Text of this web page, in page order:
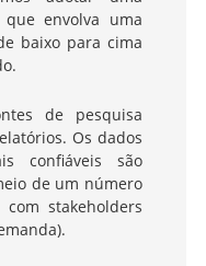
envolva uma
baixo para cima
de pesquisa
Os dados
confiáveis são
de um número
stakeholders